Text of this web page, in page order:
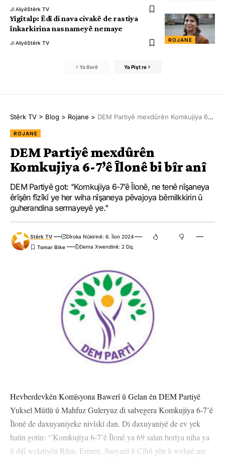
Ji AliyêStêrk TV
ROJANE
Yîgîtalp: Êdî di nava civakê de rastiya
înkarkirina nasnameyê nemaye
Ji AliyêStêrk TV
Ya Berê Ya Pişt re
Stêrk TV > Blog > Rojane > DEM Partiyê mexdûrên Komkujiya 6-7’ê Îlonê bi bîr anî
ROJANE
DEM Partiyê mexdûrên
Komkujiya 6-7’ê Îlonê bi bîr anî
DEM Partiyê got: "Komkujiya 6-7’ê Îlonê, ne tenê nîşaneya
êrîşên fîzîkî ye her wiha nîşaneya pêvajoya bêmilkkirin û
guherandina sermayeyê ye."
Stêrk TV
Dîroka Nûkirinê: 6. Îlon 2024
Dema Xwendinê: 2 Dq.
Hevberdevkên Komîsyona Bawerî û Gelan ên DEM Partiyê
Yuksel Mûtlû û Mahfuz Guleryuz di salvegera Komkujiya 6-7’ê
Îlonê de daxuyaniyeke nivîskî dan. Di daxuyaniyê de ev yek
hatin gotin: ‘’Komkujiya 6-7’ê Îlonê ya 69 salan beriya niha ya
li dijî welatiyên Rûm, Ermen, Suryanî û Cihû yên li welatê me